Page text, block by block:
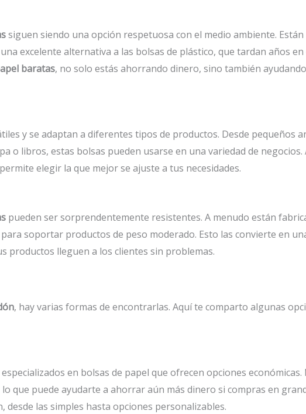
siguen siendo una opción respetuosa con el medio ambiente.
excelente alternativa a las bolsas de plástico, que tardan años
baratas, no solo estás ahorrando dinero, sino también
y se adaptan a diferentes tipos de productos. Desde pequeños
o libros, estas bolsas pueden usarse en una variedad de negocios.
elegir la que mejor se ajuste a tus necesidades.
pueden ser sorprendentemente resistentes. A menudo están
soportar productos de peso moderado. Esto las convierte en
productos lleguen a los clientes sin problemas.
, hay varias formas de encontrarlas. Aquí te comparto algunas
en bolsas de papel que ofrecen opciones
que puede ayudarte a ahorrar aún más dinero si compras en
las simples hasta opciones personalizables.